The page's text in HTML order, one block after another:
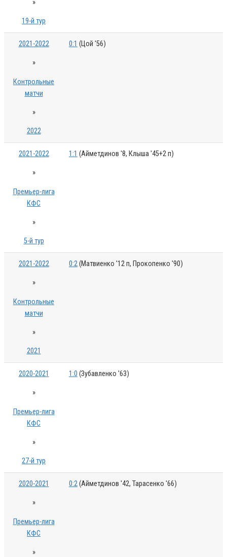
»
19-й тур
2021-2022
»
Контрольные
матчи
»
2022
0:1 (Цой '56)
2021-2022
»
Премьер-лига
КФС
»
5-й тур
1:1 (Айметдинов '8, Клыша '45+2 п)
2021-2022
»
Контрольные
матчи
»
2021
0:2(Матвиенко '12 п, Прокопенко '90)
2020-2021
»
Премьер-лига
КФС
»
27-й тур
1:0 (Зубавленко '63)
2020-2021
»
Премьер-лига
КФС
»
0:2(Айметдинов '42, Тарасенко '66)